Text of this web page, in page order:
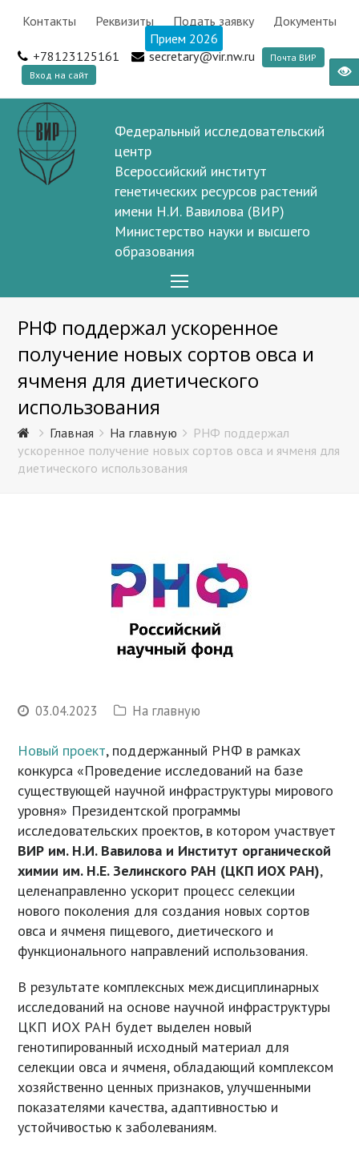
Контакты Реквизиты Подать заявку
Документы
Прием 2026
+78123125161
secretary@vir.nw.ru
Почта ВИР
Вход на сайт
Федеральный исследовательский
центр
Всероссийский институт
генетических ресурсов растений
имени Н.И. Вавилова (ВИР)
Министерство науки и высшего
образования
Menu
РНФ поддержал ускоренное
получение новых сортов овса и
ячменя для диетического
использования
Главная На главную
РНФ поддержал
ускоренное получение новых сортов овса и ячменя для
диетического использования
03.04.2023 На главную
Новый проект, поддержанный РНФ в рамках
конкурса «Проведение исследований на базе
существующей научной инфраструктуры мирового
уровня» Президентской программы
исследовательских проектов, в котором участвует
ВИР им. Н.И. Вавилова и Институт органической
химии им. Н.Е. Зелинского РАН (ЦКП ИОХ РАН),
целенаправленно ускорит процесс селекции
нового поколения для создания новых сортов
овса и ячменя пищевого, диетического и
функционального направлений использования.
В результате комплексных междисциплинарных
исследований на основе научной инфраструктуры
ЦКП ИОХ РАН будет выделен новый
генотипированный исходный материал для
селекции овса и ячменя, обладающий комплексом
хозяйственно ценных признаков, улучшенными
показателями качества, адаптивностью и
устойчивостью к заболеваниям.